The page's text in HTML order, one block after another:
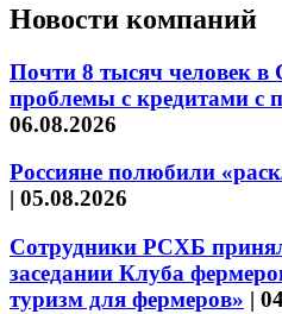
Новости компаний
Почти 8 тысяч человек
проблемы с кредитами с
06.08.2026
Россияне полюбили
| 05.08.2026
Сотрудники РСХБ
заседании Клуба
туризм для фермеров» |